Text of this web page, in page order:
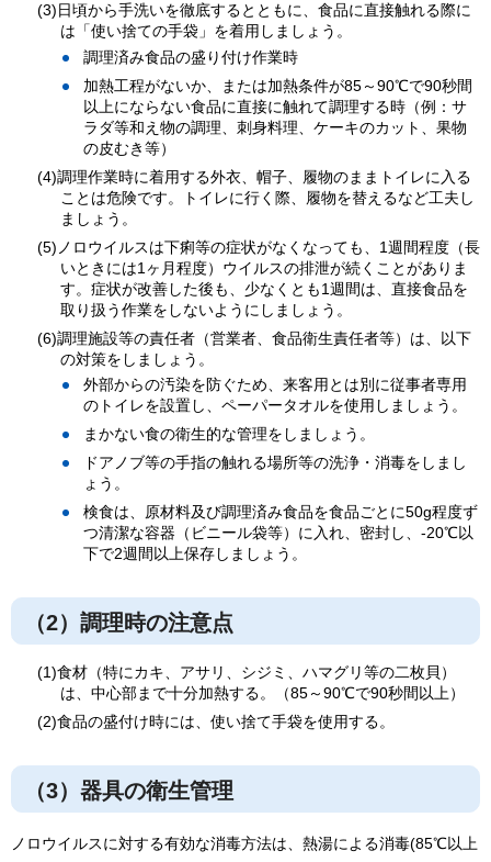
(3)日頃から手洗いを徹底するとともに、食品に直接触れる際に
は「使い捨ての手袋」を着用しましょう。
調理済み食品の盛り付け作業時
加熱工程がないか、または加熱条件が85～90℃で90秒間
以上にならない食品に直接に触れて調理する時（例：サ
ラダ等和え物の調理、刺身料理、ケーキのカット、果物
の皮むき等）
(4)調理作業時に着用する外衣、帽子、履物のままトイレに入る
ことは危険です。トイレに行く際、履物を替えるなど工夫し
ましょう。
(5)ノロウイルスは下痢等の症状がなくなっても、1週間程度（長
いときには1ヶ月程度）ウイルスの排泄が続くことがありま
す。症状が改善した後も、少なくとも1週間は、直接食品を
取り扱う作業をしないようにしましょう。
(6)調理施設等の責任者（営業者、食品衛生責任者等）は、以下
の対策をしましょう。
外部からの汚染を防ぐため、来客用とは別に従事者専用
のトイレを設置し、ペーパータオルを使用しましょう。
まかない食の衛生的な管理をしましょう。
ドアノブ等の手指の触れる場所等の洗浄・消毒をしまし
ょう。
検食は、原材料及び調理済み食品を食品ごとに50g程度ず
つ清潔な容器（ビニール袋等）に入れ、密封し、-20℃以
下で2週間以上保存しましょう。
（2）調理時の注意点
(1)食材（特にカキ、アサリ、シジミ、ハマグリ等の二枚貝）
は、中心部まで十分加熱する。（85～90℃で90秒間以上）
(2)食品の盛付け時には、使い捨て手袋を使用する。
（3）器具の衛生管理
ノロウイルスに対する有効な消毒方法は、熱湯による消毒(85℃以上